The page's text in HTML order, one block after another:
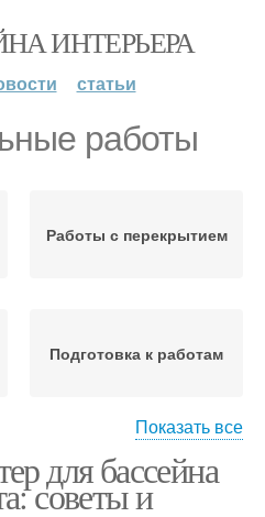
ИНТЕРЬЕРА
статьи
работы
Работы с перекрытием
Подготовка к работам
Подготовка к работе
Показать все
для бассейна
советы и